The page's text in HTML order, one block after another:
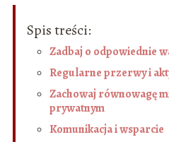
Spis treści:
Zadbaj o odpowiednie
Regularne przerwy i
Zachowaj równowagę
prywatnym
Komunikacja i wsparcie